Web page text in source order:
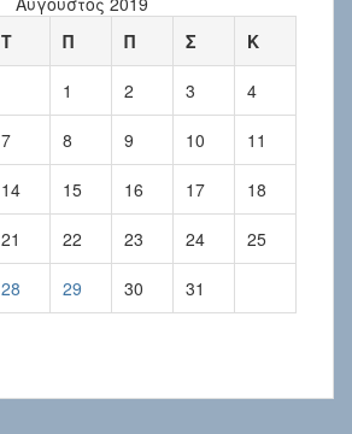
Τ Π Π Σ Κ
1 2 3 4
7 8 9 10 11
14 15 16 17 18
21 22 23 24 25
28 29 30 31